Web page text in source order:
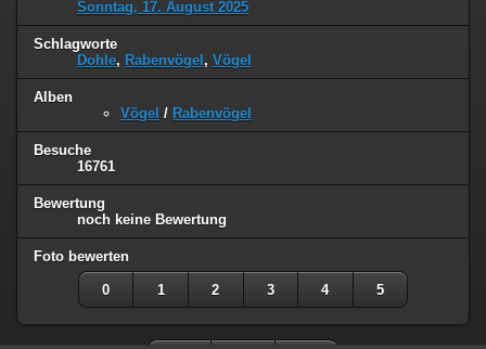
Sonntag, 17. August 2025
Schlagworte
Dohle, Rabenvögel , Vögel
Alben
Vögel / Rabenvögel
Besuche
16761
Bewertung
noch keine Bewertung
Foto bewerten
0 1 2 3 4 5